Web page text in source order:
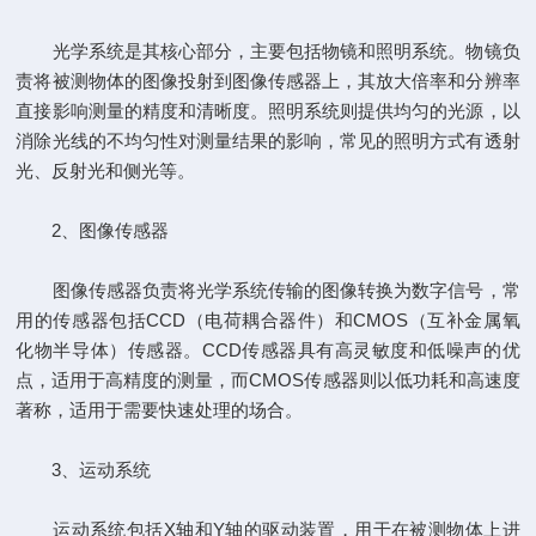
光学系统是其核心部分，主要包括物镜和照明系统。物镜负
责将被测物体的图像投射到图像传感器上，其放大倍率和分辨率
直接影响测量的精度和清晰度。照明系统则提供均匀的光源，以
消除光线的不均匀性对测量结果的影响，常见的照明方式有透射
光、反射光和侧光等。
2、图像传感器
图像传感器负责将光学系统传输的图像转换为数字信号，常
用的传感器包括CCD（电荷耦合器件）和CMOS（互补金属氧
化物半导体）传感器。CCD传感器具有高灵敏度和低噪声的优
点，适用于高精度的测量，而CMOS传感器则以低功耗和高速度
著称，适用于需要快速处理的场合。
3、运动系统
运动系统包括X轴和Y轴的驱动装置，用于在被测物体上进